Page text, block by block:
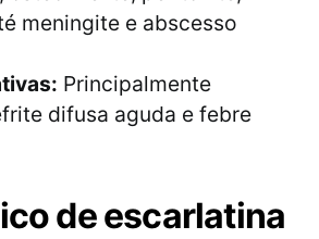
meningite e abscesso
Principalmente
difusa aguda e febre
de escarlatina